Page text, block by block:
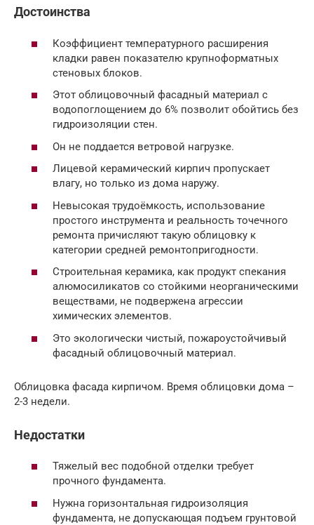
Достоинства
Коэффициент температурного расширения
кладки равен показателю крупноформатных
стеновых блоков.
Этот облицовочный фасадный материал с
водопоглощением до 6% позволит обойтись без
гидроизоляции стен.
Он не поддается ветровой нагрузке.
Лицевой керамический кирпич пропускает
влагу, но только из дома наружу.
Невысокая трудоёмкость, использование
простого инструмента и реальность точечного
ремонта причисляют такую облицовку к
категории средней ремонтопригодности.
Строительная керамика, как продукт спекания
алюмосиликатов со стойкими неорганическими
веществами, не подвержена агрессии
химических элементов.
Это экологически чистый, пожароустойчивый
фасадный облицовочный материал.
Облицовка фасада кирпичом. Время облицовки дома –
2-3 недели.
Недостатки
Тяжелый вес подобной отделки требует
прочного фундамента.
Нужна горизонтальная гидроизоляция
фундамента, не допускающая подъем грунтовой